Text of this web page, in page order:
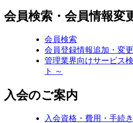
会員検索・会員情報変
会員検索
会員登録情報追加・変更
管理業界向けサービス
ト ～
入会のご案内
入会資格・費用・手続